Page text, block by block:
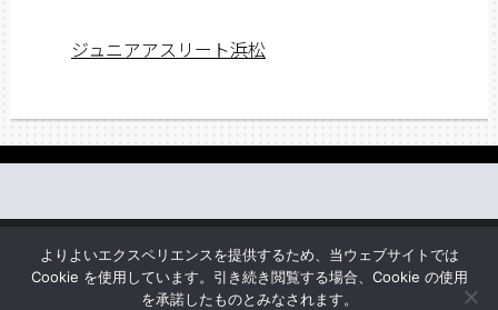
ジュニアアスリート浜松
お問い合わせ
よりよいエクスペリエンスを提供するため、当ウェブサイトでは
Cookie を使用しています。引き続き閲覧する場合、Cookie の使用
を承諾したものとみなされます。